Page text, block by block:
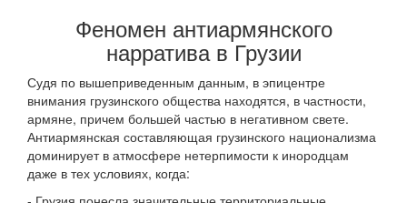
Феномен антиармянского
нарратива в Грузии
Судя по вышеприведенным данным, в эпицентре
внимания грузинского общества находятся, в частности,
армяне, причем большей частью в негативном свете.
Антиармянская составляющая грузинского национализма
доминирует в атмосфере нетерпимости к инородцам
даже в тех условиях, когда: